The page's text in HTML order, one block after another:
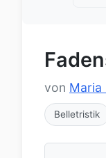
von Maria
Belletristik